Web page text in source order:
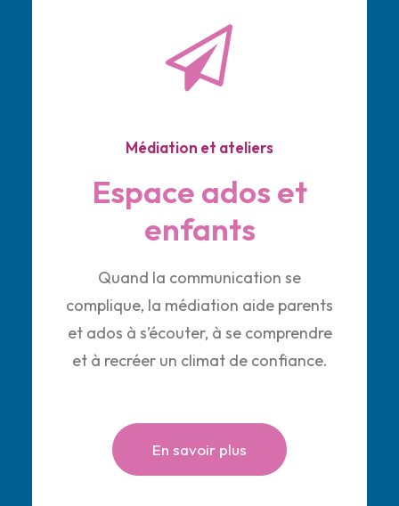
Médiation et ateliers
Espace ados et
enfants
Quand la communication se
complique, la médiation aide parents
et ados à s’écouter, à se comprendre
et à recréer un climat de confiance.
En savoir plus